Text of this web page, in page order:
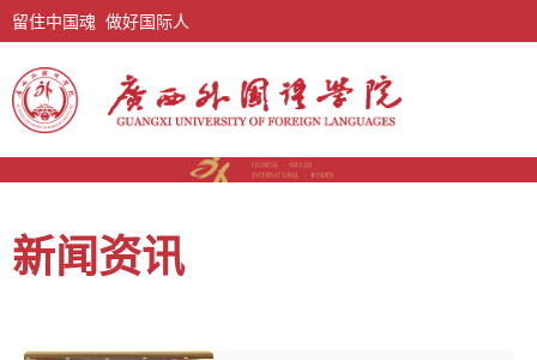
留住中国魂 做好国际人
新闻资讯